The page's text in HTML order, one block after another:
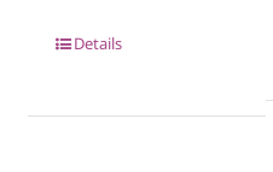
Details